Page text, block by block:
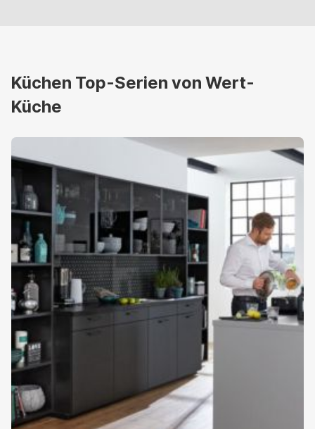
Küchen Top-Serien von Wert-
Küche